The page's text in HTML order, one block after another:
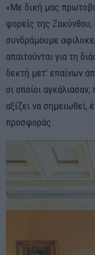
«Με δική μας
φορείς της
συνδράμουμε
απαιτούνται για τη
δεκτή μετ’ επαίνων
οι οποίοι
αξίζει να σημειωθεί,
προσφοράς.